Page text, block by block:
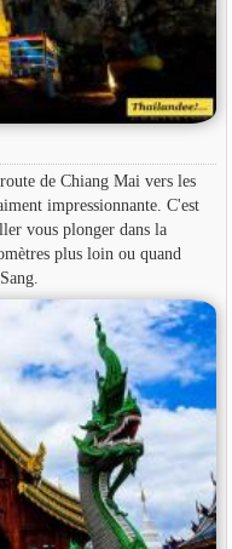
de Chiang Mai vers les
impressionnante. C'est
vous plonger dans la
plus loin ou quand